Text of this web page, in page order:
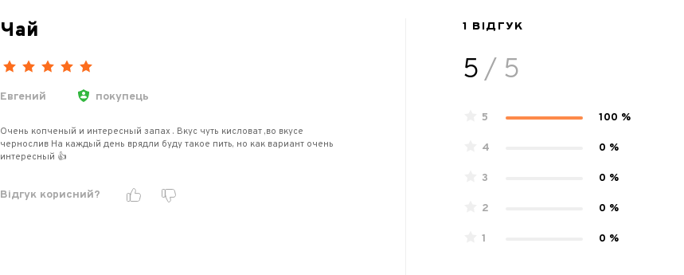
Чай
Евгений покупець
Очень копченый и интересный запах . Вкус чуть кисловат ,во вкусе
чернослив На каждый день врядли буду такое пить, но как вариант очень
интересный 👍
Відгук корисний?
1 ВІДГУК
5/ 5
5 100 %
4 0 %
3 0 %
2 0 %
1 0 %